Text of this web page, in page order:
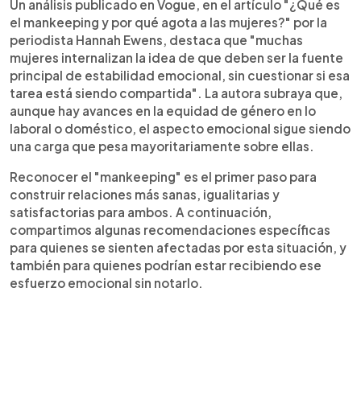
Un análisis publicado en Vogue, en el artículo "¿Qué es
el mankeeping y por qué agota a las mujeres?" por la
periodista Hannah Ewens, destaca que "muchas
mujeres internalizan la idea de que deben ser la fuente
principal de estabilidad emocional, sin cuestionar si esa
tarea está siendo compartida". La autora subraya que,
aunque hay avances en la equidad de género en lo
laboral o doméstico, el aspecto emocional sigue siendo
una carga que pesa mayoritariamente sobre ellas.
Reconocer el "mankeeping" es el primer paso para
construir relaciones más sanas, igualitarias y
satisfactorias para ambos. A continuación,
compartimos algunas recomendaciones específicas
para quienes se sienten afectadas por esta situación, y
también para quienes podrían estar recibiendo ese
esfuerzo emocional sin notarlo.